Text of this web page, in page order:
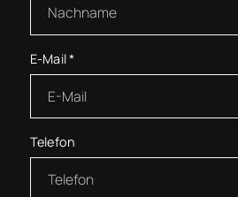
E-Mail*
Telefon